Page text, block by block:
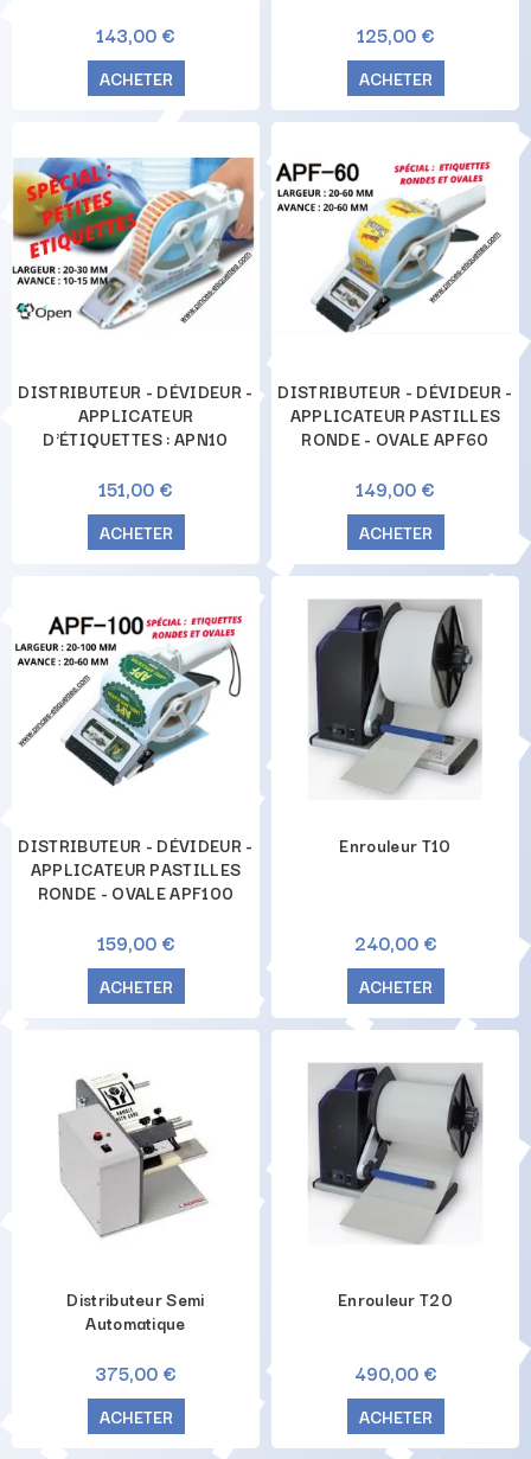
143,00 €
ACHETER
125,00 €
ACHETER
DISTRIBUTEUR - DÉVIDEUR -
APPLICATEUR
D'ÉTIQUETTES : APN10
151,00 €
ACHETER
DISTRIBUTEUR - DÉVIDEUR -
APPLICATEUR PASTILLES
RONDE - OVALE APF60
149,00 €
ACHETER
DISTRIBUTEUR - DÉVIDEUR -
APPLICATEUR PASTILLES
RONDE - OVALE APF100
159,00 €
ACHETER
Enrouleur T10
240,00 €
ACHETER
Distributeur Semi
Automatique
375,00 €
ACHETER
Enrouleur T20
490,00 €
ACHETER